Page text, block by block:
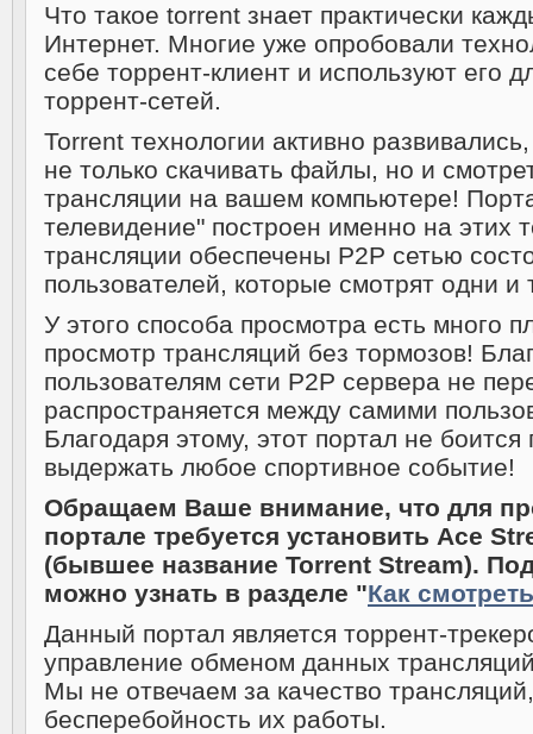
Что такое torrent знает практически
Интернет. Многие уже опробовали
себе торрент-клиент и используют его
торрент-сетей.
Torrent технологии активно
не только скачивать файлы, но и
трансляции на вашем компьютере!
телевидение" построен именно на этих
трансляции обеспечены P2P сетью
пользователей, которые смотрят одни и
У этого способа просмотра есть много
просмотр трансляций без тормозов!
пользователям сети P2P сервера не
распространяется между самими
Благодаря этому, этот портал не боится
выдержать любое спортивное событие!
Обращаем Ваше внимание, что для
портале требуется установить Ace
(бывшее название Torrent Stream).
можно узнать в разделе "Как
Данный портал является торрент-
управление обменом данных
Мы не отвечаем за качество
бесперебойность их работы.